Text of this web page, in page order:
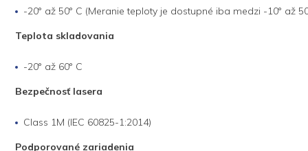
-20° až 50° C (Meranie teploty je dostupné iba medzi -10° až
Teplota skladovania
-20° až 60° C
Bezpečnosť lasera
Class 1M (IEC 60825-1:2014)
Podporované zariadenia